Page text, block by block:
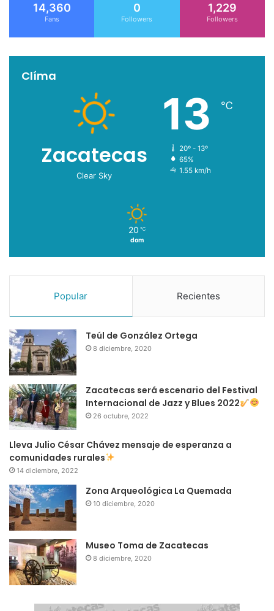
14,360
Fans
0
Followers
1,229
Followers
Clíma
Zacatecas
Clear Sky
13 ℃
20º - 13º
65%
1.55 km/h
20 ℃
dom
Popular Recientes
Teúl de González Ortega
8 diciembre, 2020
Zacatecas será escenario del Festival
Internacional de Jazz y Blues 2022
26 octubre, 2022
Lleva Julio César Chávez mensaje de esperanza a
comunidades rurales
14 diciembre, 2022
Zona Arqueológica La Quemada
10 diciembre, 2020
Museo Toma de Zacatecas
8 diciembre, 2020